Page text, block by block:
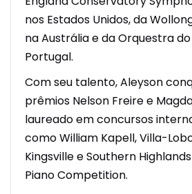
nos Estados Unidos, da
na Austrália e da Orquestra
Portugal.
Com seu talento, Aleyson
prêmios Nelson Freire e
laureado em concursos
como William Kapell, Villa-­
Kingsville e Southern
Piano Competition.